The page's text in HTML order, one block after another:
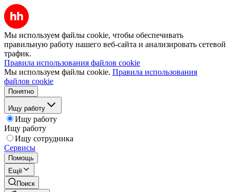
Мы используем файлы cookie, чтобы обеспечивать
правильную работу нашего веб-сайта и анализировать сетевой
трафик.
Правила использования файлов cookie
Мы используем файлы cookie. Правила использования
файлов cookie
Понятно
Ищу работу
Ищу работу
Ищу работу
Ищу сотрудника
Сервисы
Помощь
Ещё
Поиск